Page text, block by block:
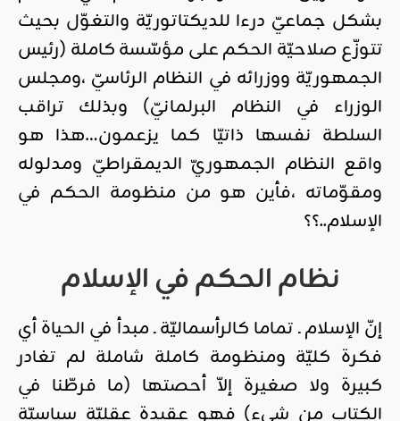
بشكل جماعيّ درءا للديكتاتوريّة والتغوّل بحيث
تتوزّع صلاحيّة الحكم على مؤسّسة كاملة (رئيس
الجمهوريّة ووزرائه في النظام الرئاسيّ ،ومجلس
الوزراء في النظام البرلمانيّ) وبذلك تراقب
السلطة نفسها ذاتيّا كما يزعمون…هذا هو
واقع النظام الجمهوريّ الديمقراطيّ ومدلوله
ومقوّماته ،فأين هو من منظومة الحكم في
الإسلام..؟؟
نظام الحكم في الإسلام
إنّ الإسلام ـ تماما كالرأسماليّة ـ مبدأ في الحياة أي
فكرة كليّة ومنظومة كاملة شاملة لم تغادر
كبيرة ولا صغيرة إلاّ أحصتها (ما فرطّنا في
الكتاب من شيء) فهو عقيدة عقليّة سياسيّة